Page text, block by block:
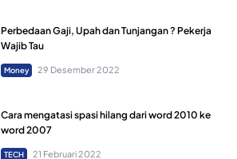
Perbedaan Gaji, Upah dan Tunjangan ? Pekerja
Wajib Tau
Money 29 Desember 2022
Cara mengatasi spasi hilang dari word 2010 ke
word 2007
TECH 21 Februari 2022